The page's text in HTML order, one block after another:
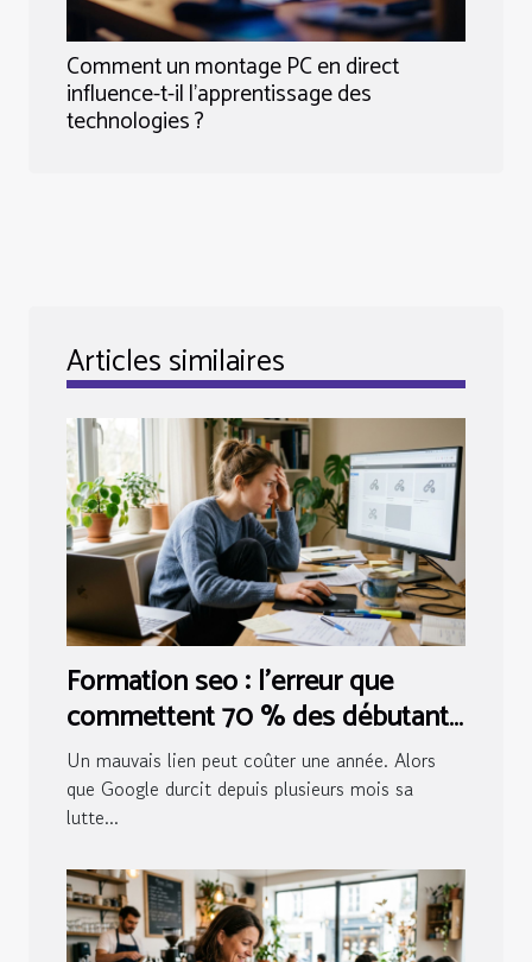
Comment un montage PC en direct
influence-t-il l'apprentissage des
technologies ?
Articles similaires
Formation seo : l’erreur que
commettent 70 % des débutants
sur le netlinking
Un mauvais lien peut coûter une année. Alors
que Google durcit depuis plusieurs mois sa
lutte...